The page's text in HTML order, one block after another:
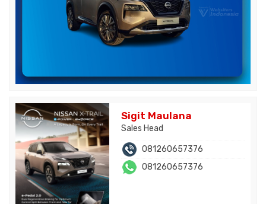
Sigit Maulana
Sales Head
081260657376
081260657376